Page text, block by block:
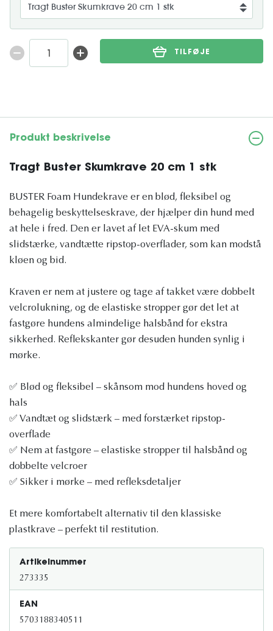
TILFØJE
Produkt beskrivelse
Tragt Buster Skumkrave 20 cm 1 stk
BUSTER Foam Hundekrave er en blød, fleksibel og
behagelig beskyttelseskrave, der hjælper din hund med
at hele i fred. Den er lavet af let EVA-skum med
slidstærke, vandtætte ripstop-overflader, som kan modstå
kløen og bid.
Kraven er nem at justere og tage af takket være dobbelt
velcrolukning, og de elastiske stropper gør det let at
fastgøre hundens almindelige halsbånd for ekstra
sikkerhed. Reflekskanter gør desuden hunden synlig i
mørke.
✅ Blød og fleksibel – skånsom mod hundens hoved og
hals
✅ Vandtæt og slidstærk – med forstærket ripstop-
overflade
✅ Nem at fastgøre – elastiske stropper til halsbånd og
dobbelte velcroer
✅ Sikker i mørke – med refleksdetaljer
Et mere komfortabelt alternativ til den klassiske
plastkrave – perfekt til restitution.
Artikelnummer
273335
EAN
5703188340511